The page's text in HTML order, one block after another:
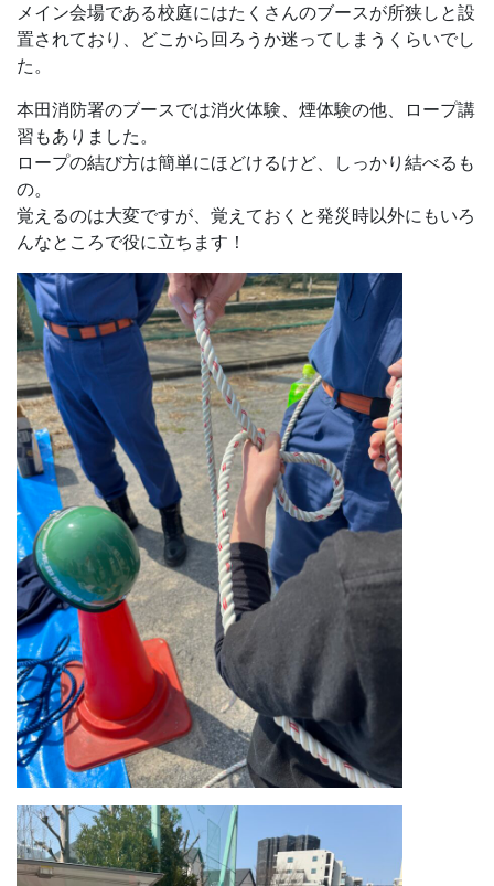
メイン会場である校庭にはたくさんのブースが所狭しと設
置されており、どこから回ろうか迷ってしまうくらいでし
た。
本田消防署のブースでは消火体験、煙体験の他、ロープ講
習もありました。
ロープの結び方は簡単にほどけるけど、しっかり結べるも
の。
覚えるのは大変ですが、覚えておくと発災時以外にもいろ
んなところで役に立ちます！